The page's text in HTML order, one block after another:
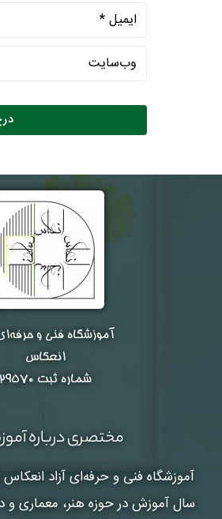
آموزشگاه فنی و
انعکاس
شماره ثبت ۲۹۵۷۰
مختصری درباره
آموزشگاه فنی و حرفه‌ای آزاد انعکاس
سال آموزش در حوزه هنر، معماری و